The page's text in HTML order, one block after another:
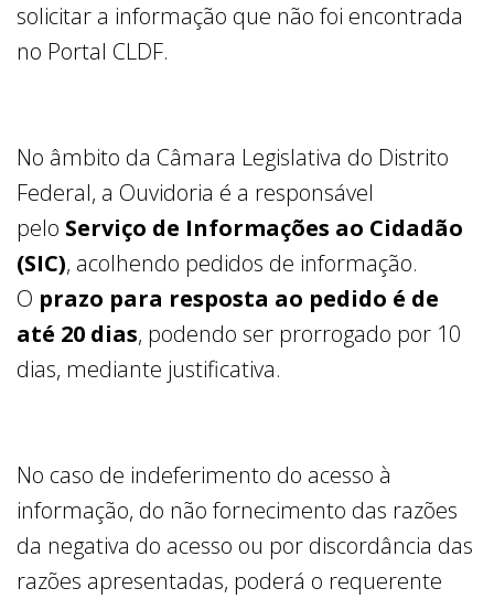
solicitar a informação que não foi encontrada
no Portal CLDF.
No âmbito da Câmara Legislativa do Distrito
Federal, a Ouvidoria é a responsável
pelo Serviço de Informações ao Cidadão
(SIC), acolhendo pedidos de informação.
O prazo para resposta ao pedido é de
até 20 dias, podendo ser prorrogado por 10
dias, mediante justificativa.
No caso de indeferimento do acesso à
informação, do não fornecimento das razões
da negativa do acesso ou por discordância das
razões apresentadas, poderá o requerente